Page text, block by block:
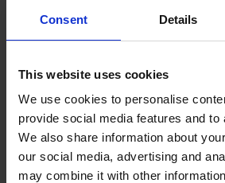
Consent Details
This website uses cookies
We use cookies to personalise
provide social media features and to
We also share information about
our social media, advertising and
may combine it with other
● 配状态监测功能
技术数据
Supply voltage
Input